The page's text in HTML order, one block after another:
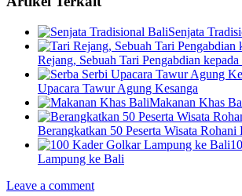
Senjata
Rejang, Sebuah Tari Pengabdian
Upacara Tawur Agung Kesanga
Makanan Khas
Berangkatkan 50 Peserta Wisata Rohani
Lampung ke Bali
Leave a comment